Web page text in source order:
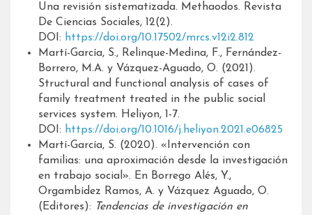
Una revisión sistematizada. Methaodos. Revista
De Ciencias Sociales, 12(2).
DOI: https://doi.org/10.17502/mrcs.v12i2.812
Martí-García, S., Relinque-Medina, F., Fernández-
Borrero, M.A. y Vázquez-Aguado, O. (2021).
Structural and functional analysis of cases of
family treatment treated in the public social
services system. Heliyon, 1-7.
DOI: https://doi.org/10.1016/j.heliyon.2021.e06825
Martí-García, S. (2020). «Intervención con
familias: una aproximación desde la investigación
en trabajo social». En Borrego Alés, Y.,
Orgambídez Ramos, A. y Vázquez Aguado, O.
(Editores):
Tendencias de investigación en